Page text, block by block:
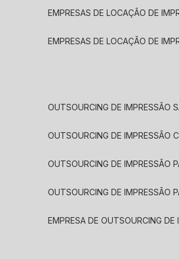
EMPRESAS DE LOCAÇÃO DE
EMPRESAS DE LOCAÇÃO DE
OUTSOURCING DE IMPRESSÃO
OUTSOURCING DE IMPRESSÃO
OUTSOURCING DE IMPRESSÃO
OUTSOURCING DE IMPRESSÃO
EMPRESA DE OUTSOURCING